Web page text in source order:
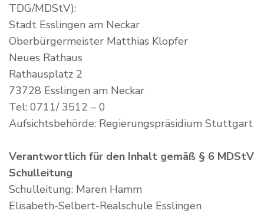
TDG/MDStV):
Stadt Esslingen am Neckar
Oberbürgermeister Matthias Klopfer
Neues Rathaus
Rathausplatz 2
73728 Esslingen am Neckar
Tel: 0711/ 3512 – 0
Aufsichtsbehörde: Regierungspräsidium Stuttgart
Verantwortlich für den Inhalt gemäß § 6 MDStV
Schulleitung
Schulleitung: Maren Hamm
Elisabeth-Selbert-Realschule Esslingen